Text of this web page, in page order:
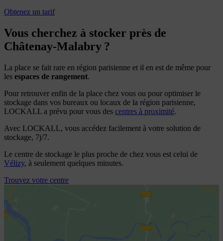
Obtenez un tarif
Vous cherchez à stocker près de
Châtenay-Malabry ?
La place se fait rare en région parisienne et il en est de même pour
les espaces de rangement.
Pour retrouver enfin de la place chez vous ou pour optimiser le
stockage dans vos bureaux ou locaux de la région parisienne,
LOCKALL a prévu pour vous des centres à proximité.
Avec LOCKALL, vous accédez facilement à votre solution de
stockage, 7j/7.
Le centre de stockage le plus proche de chez vous est celui de
Vélizy, à seulement quelques minutes.
Trouvez votre centre